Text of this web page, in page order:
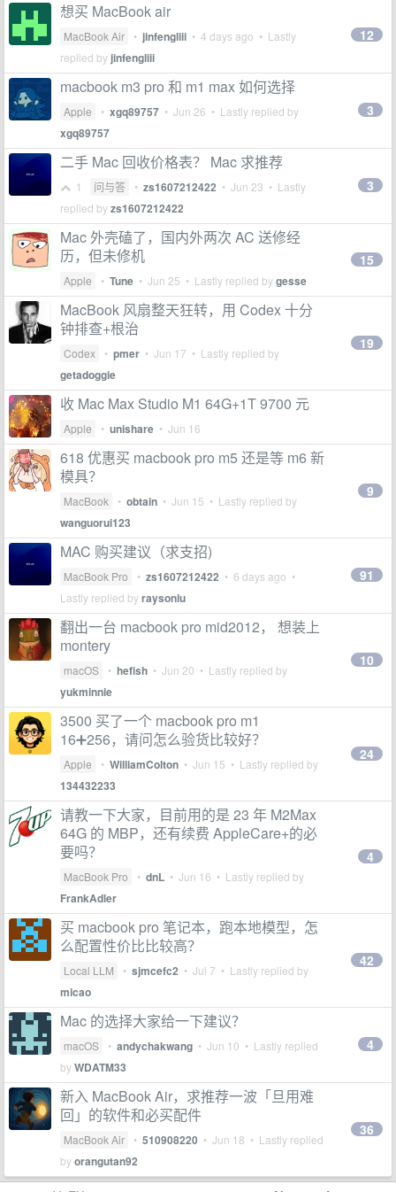
想买 MacBook air
MacBook Air • jinfengliii • 4 days ago • Lastly
replied by jinfengliii
12
macbook m3 pro 和 m1 max 如何选择
Apple • xgq89757 • Jun 26 • Lastly replied by
xgq89757
3
二手 Mac 回收价格表？ Mac 求推荐
1 问与答 • zs1607212422 • Jun 23 • Lastly
replied byzs1607212422
3
Mac 外壳磕了，国内外两次 AC 送修经
历，但未修机
Apple • Tune • Jun 25 • Lastly replied bygesse
15
MacBook 风扇整天狂转，用 Codex 十分
钟排查+根治
Codex • pmer • Jun 17 • Lastly replied by
getadoggie
19
收 Mac Max Studio M1 64G+1T 9700 元
Apple • unishare • Jun 16
618 优惠买 macbook pro m5 还是等 m6 新
模具？
MacBook • obtain • Jun 15 • Lastly replied by
wanguorui123
9
MAC 购买建议（求支招)
MacBook Pro • zs1607212422 • 6 days ago •
Lastly replied byraysonlu
91
翻出一台 macbook pro mid2012， 想装上
montery
macOS • hefish • Jun 20 • Lastly replied by
yukminnie
10
3500 买了一个 macbook pro m1
16➕256，请问怎么验货比较好？
Apple • WilliamColton • Jun 15 • Lastly replied by
134432233
24
请教一下大家，目前用的是 23 年 M2Max
64G 的 MBP，还有续费 AppleCare+的必
要吗？
MacBook Pro • dnL • Jun 16 • Lastly replied by
FrankAdler
4
买 macbook pro 笔记本，跑本地模型，怎
么配置性价比比较高？
Local LLM • sjmcefc2 • Jul 7 • Lastly replied by
micao
42
Mac 的选择大家给一下建议？
macOS • andychakwang • Jun 10 • Lastly replied
byWDATM33
4
新入 MacBook Air，求推荐一波「旦用难
回」的软件和必买配件
MacBook Air • 510908220 • Jun 18 • Lastly replied
byorangutan92
36